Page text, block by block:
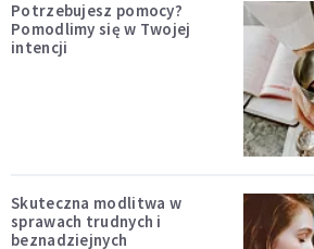
Potrzebujesz pomocy?
Pomodlimy się w Twojej
intencji
Skuteczna modlitwa w
sprawach trudnych i
beznadziejnych